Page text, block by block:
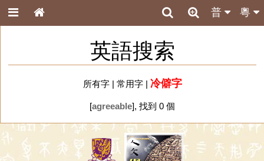
粵
普
英語搜索
所有字| 常用字| 冷僻字
[agreeable], 找到 0 個